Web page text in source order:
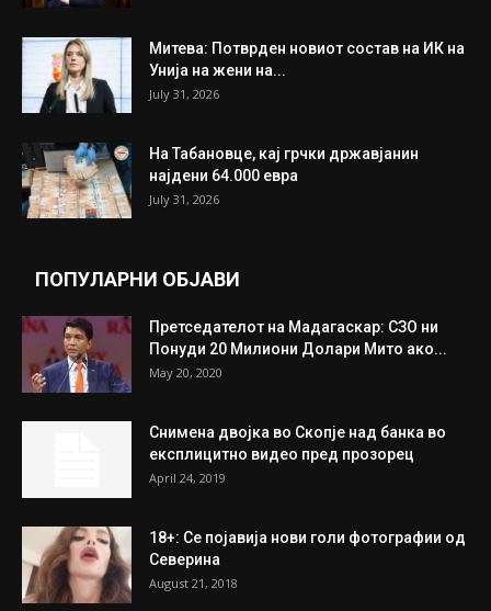
Митева: Потврден новиот состав на ИК на
Унија на жени на...
July 31, 2026
На Табановце, кај грчки државјанин
најдени 64.000 евра
July 31, 2026
ПОПУЛАРНИ ОБЈАВИ
Претседателот на Мадагаскар: СЗО ни
Понуди 20 Милиони Долари Мито ако...
May 20, 2020
Снимена двојка во Скопје над банка во
експлицитно видео пред прозорец
April 24, 2019
18+: Се појавија нови голи фотографии од
Северина
August 21, 2018